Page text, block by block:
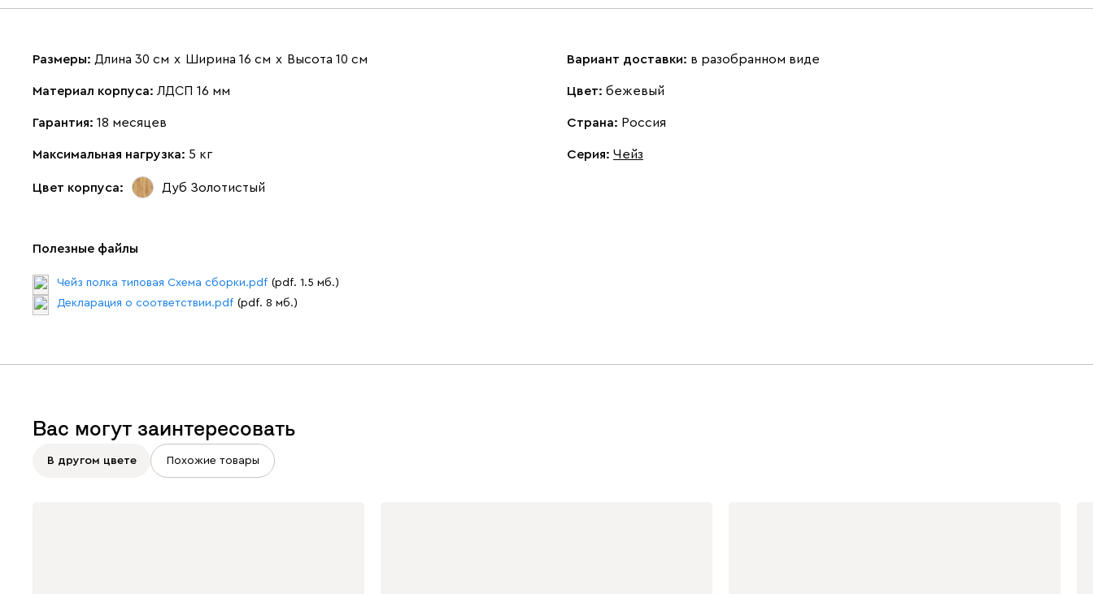
Размеры: Длина 30 см х Ширина 16 см х Высота 10 см
Материал корпуса: ЛДСП 16 мм
Гарантия: 18 месяцев
Максимальная нагрузка: 5 кг
Цвет корпуса: Дуб Золотистый
Вариант доставки: в разобранном виде
Цвет: бежевый
Страна: Россия
Серия: Чейз
Полезные файлы
Чейз полка типовая Схема сборки.pdf (pdf. 1.5 мб.)
Декларация о соответствии.pdf (pdf. 8 мб.)
Вас могут заинтересовать
В другом цвете Похожие товары